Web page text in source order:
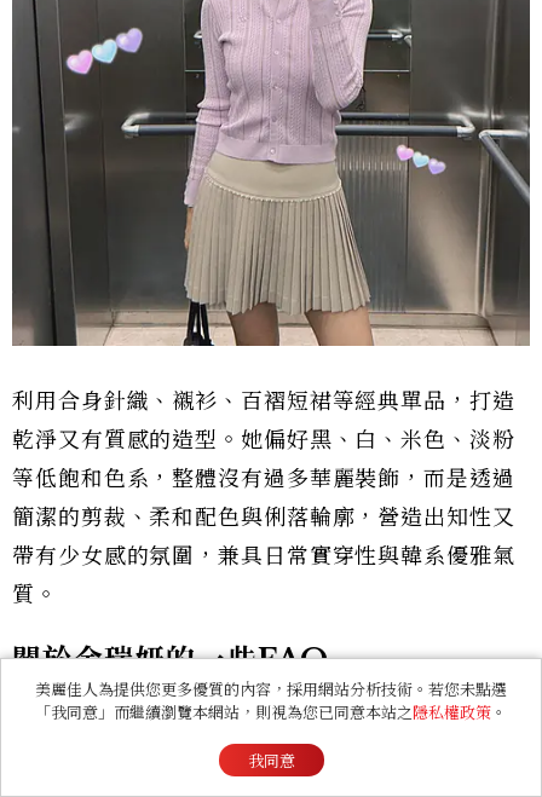
利用合身針織、襯衫、百褶短裙等經典單品，打造
乾淨又有質感的造型。她偏好黑、白、米色、淡粉
等低飽和色系，整體沒有過多華麗裝飾，而是透過
簡潔的剪裁、柔和配色與俐落輪廓，營造出知性又
帶有少女感的氛圍，兼具日常實穿性與韓系優雅氣
質。
關於金瑞妍的一些FAQ
Q1：金瑞妍是誰？
金瑞妍為韓國女演員，曾出演《少年法庭》、《女
美麗佳人為提供您更多優質的內容，採用網站分析技術。若您未點選
「我同意」而繼續瀏覽本網站，則視為您已同意本站之隱私權政策 。
我同意